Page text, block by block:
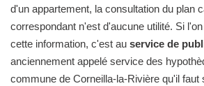
d'un appartement, la consultation du plan
correspondant n'est d'aucune utilité. Si
cette information, c'est au service de
anciennement appelé service des
commune de Corneilla-la-Rivière qu'il faut